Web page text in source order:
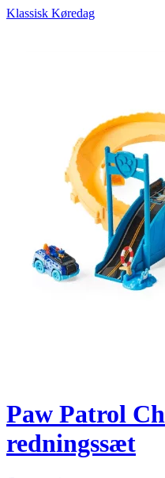
Klassisk Køredag
Paw Patrol
redningssæt